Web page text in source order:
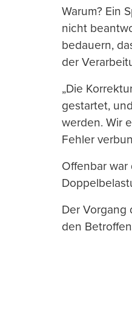
Warum? Ein
nicht
bedauern,
der
„Die
gestartet,
werden. Wir
Fehler
Offenbar
Der Vorgang
den